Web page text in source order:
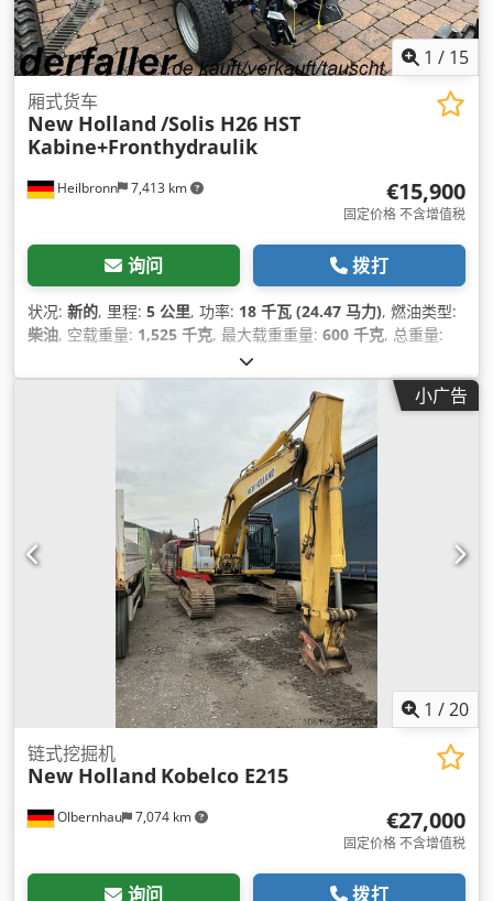
1 / 15
Heilbronn 7,413 km
厢式货车
New Holland /Solis H26 HST
Kabine+Fronthydraulik
€15,900
固定价格 不含增值税
询问 拨打
状况: 新的, 里程: 5 公里, 功率: 18 千瓦 (24.47 马力), 燃油类型:
柴油, 空载重量: 1,525 千克, 最大载重重量: 600 千克, 总重量:
, 齿轮类型:
数量:1, 运转小时:5 h, 设备:全轮驱动, 差速锁, 驾驶室,
小广告
1 /20
Olbernhau 7,074 km
链式挖掘机
New Holland Kobelco E215
€27,000
固定价格 不含增值税
询问 拨打